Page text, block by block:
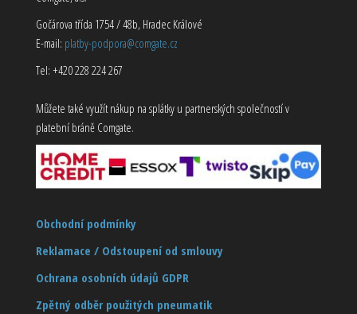
Gočárova třída 1754 / 48b, Hradec Králové
E-mail: platby-podpora@comgate.cz
Tel: +420 228 224 267
Můžete také využít nákup na splátky u partnerských společností v
platební bráně Comgate.
Obchodní podmínky
Reklamace / Odstoupení od smlouvy
Ochrana osobních údajů GDPR
Zpětný odběr použitých pneumatik